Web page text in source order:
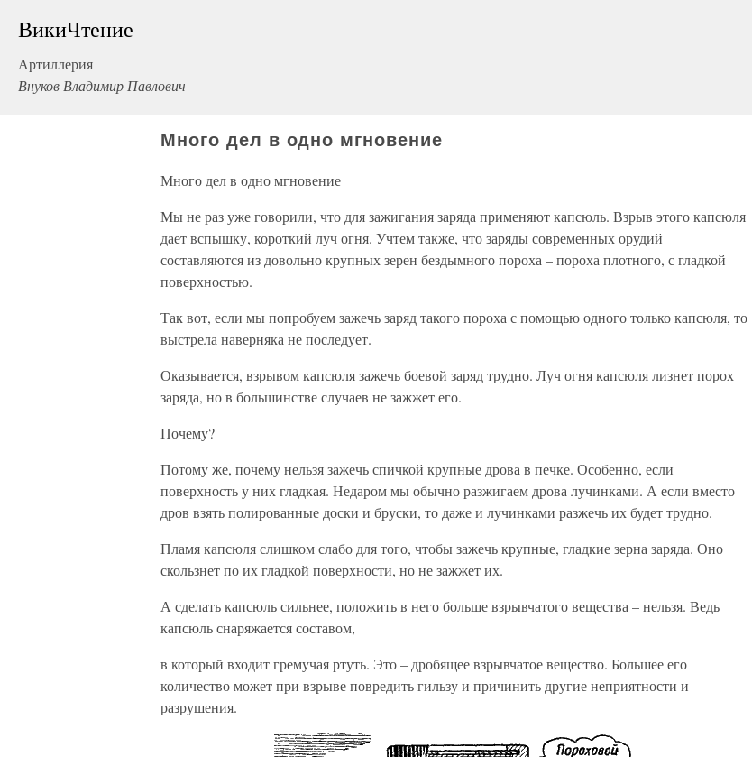
ВикиЧтение
Артиллерия
Внуков Владимир Павлович
Много дел в одно мгновение
Много дел в одно мгновение
Мы не раз уже говорили, что для зажигания заряда применяют капсюль. Взрыв этого капсюля
дает вспышку, короткий луч огня. Учтем также, что заряды современных орудий
составляются из довольно крупных зерен бездымного пороха – пороха плотного, с гладкой
поверхностью.
Так вот, если мы попробуем зажечь заряд такого пороха с помощью одного только капсюля, то
выстрела наверняка не последует.
Оказывается, взрывом капсюля зажечь боевой заряд трудно. Луч огня капсюля лизнет порох
заряда, но в большинстве случаев не зажжет его.
Почему?
Потому же, почему нельзя зажечь спичкой крупные дрова в печке. Особенно, если
поверхность у них гладкая. Недаром мы обычно разжигаем дрова лучинками. А если вместо
дров взять полированные доски и бруски, то даже и лучинками разжечь их будет трудно.
Пламя капсюля слишком слабо для того, чтобы зажечь крупные, гладкие зерна заряда. Оно
скользнет по их гладкой поверхности, но не зажжет их.
А сделать капсюль сильнее, положить в него больше взрывчатого вещества – нельзя. Ведь
капсюль снаряжается составом,
в который входит гремучая ртуть. Это – дробящее взрывчатое вещество. Большее его
количество может при взрыве повредить гильзу и причинить другие неприятности и
разрушения.